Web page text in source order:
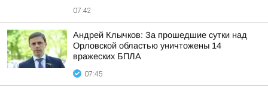
07:42
Андрей Клычков: За прошедшие сутки над
Орловской областью уничтожены 14
вражеских БПЛА
07:45